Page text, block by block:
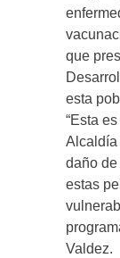
que
esta
“Esta
Alcaldía
daño
estas
Valdez.